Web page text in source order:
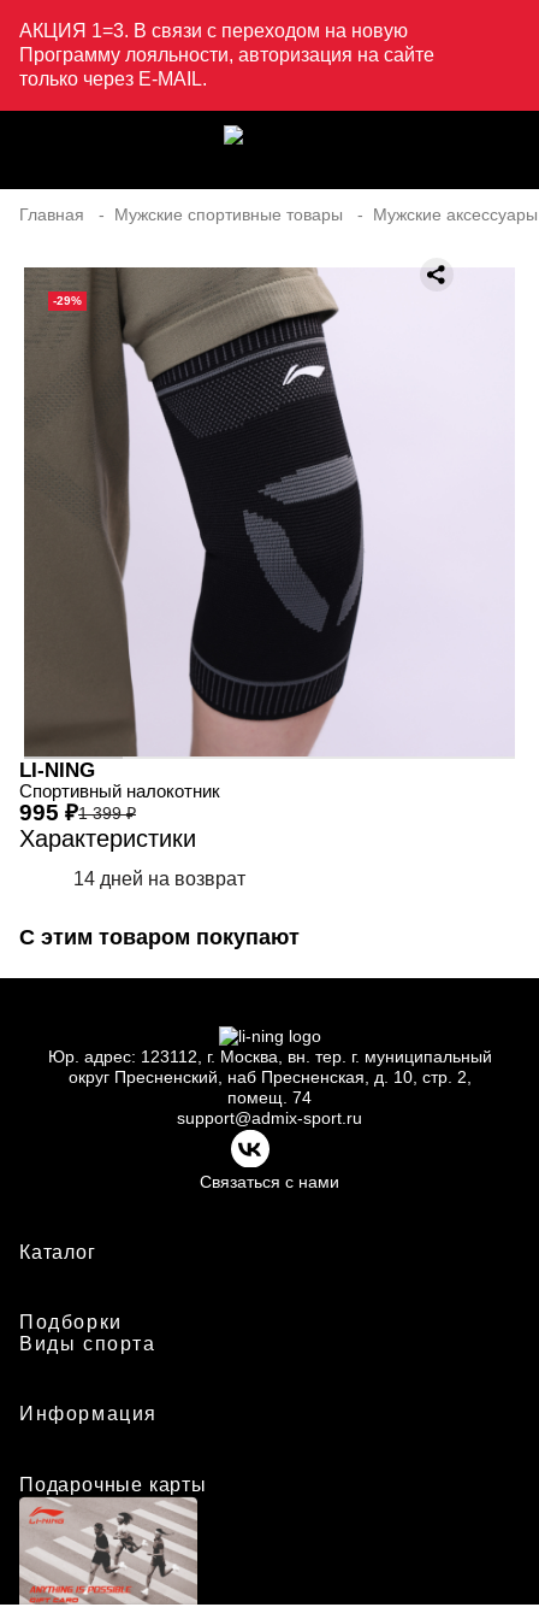
АКЦИЯ 1=3. В связи с переходом на новую
Программу лояльности, авторизация на сайте
только через E-MAIL.
Главная Мужские спортивные товары Мужские аксессуары
-29%
LI-NING
Спортивный налокотник
1 399 ₽
995 ₽
Характеристики
14 дней на возврат
С этим товаром покупают
Юр. адрес: 123112, г. Москва, вн. тер. г. муниципальный
округ Пресненский, наб Пресненская, д. 10, стр. 2,
помещ. 74
support@admix-sport.ru
Связаться с нами
Каталог
Подборки
Виды спорта
Информация
Подарочные карты